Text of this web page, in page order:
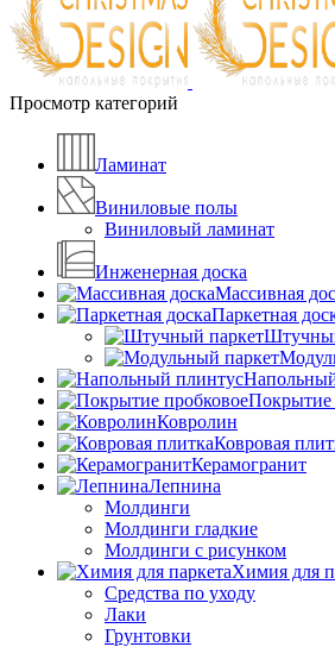
Просмотр категорий
Ламинат
Виниловые полы
Виниловый ламинат
Инженерная доска
Массивная
Паркетная
Покрытие
Ковролин
Ковровая
Керамогранит
Лепнина
Молдинги
Молдинги гладкие
Молдинги с рисунком
Химия для
Средства по уходу
Лаки
Грунтовки